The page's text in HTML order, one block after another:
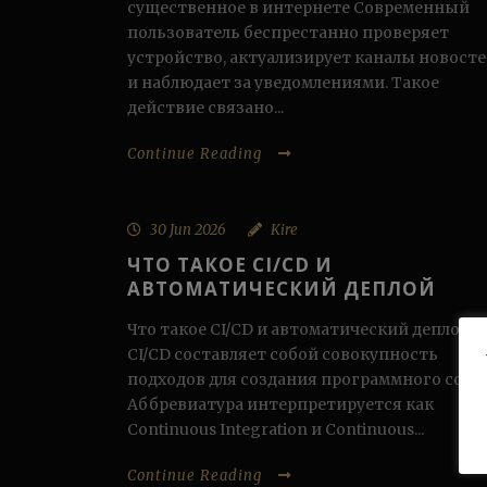
существенное в интернете Современный
пользователь беспрестанно проверяет
устройство, актуализирует каналы
и наблюдает за уведомлениями. Такое
действие связано...
Continue Reading
30 Jun 2026 Kire
ЧТО ТАКОЕ CI/CD И
АВТОМАТИЧЕСКИЙ ДЕПЛОЙ
Что такое CI/CD и автоматический деплой
CI/CD составляет собой совокупность
подходов для создания программного
Аббревиатура интерпретируется как
Continuous Integration и Continuous...
Continue Reading